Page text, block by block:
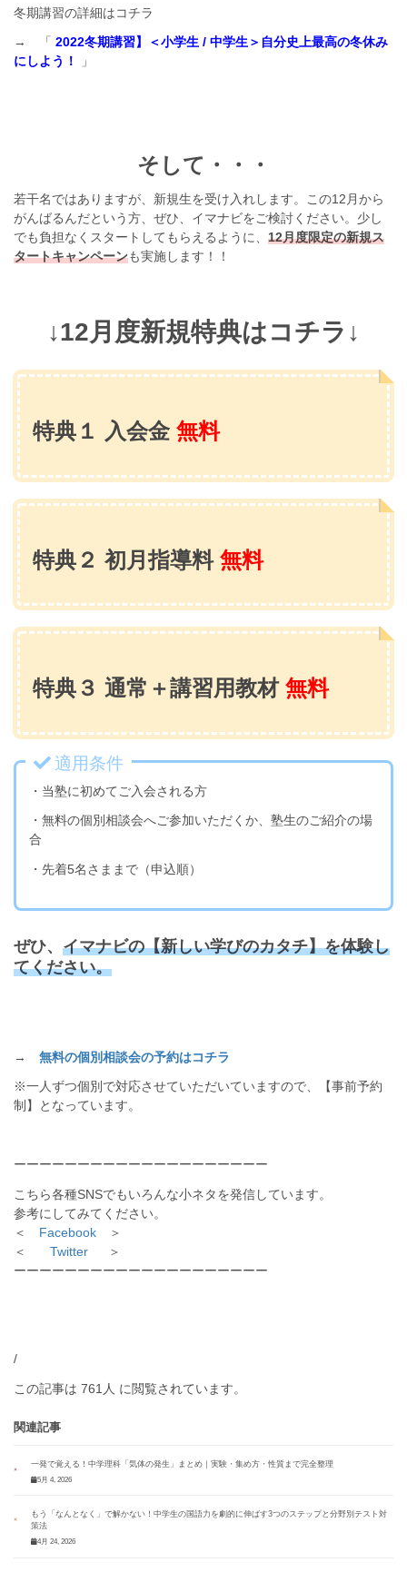
冬期講習の詳細はコチラ
→ 「 2022冬期講習】＜小学生 / 中学生＞自分史上最高の冬休み
にしよう！
」
そして・・・
若干名ではありますが、新規生を受け入れします。この12月から
がんばるんだという方、ぜひ、イマナビをご検討ください。少し
でも負担なくスタートしてもらえるように、 12月度限定の新規ス
タートキャンペーンも実施します！！
↓12月度新規特典はコチラ↓
特典１ 入会金 無料
特典２ 初月指導料 無料
特典３ 通常＋講習用教材 無料
適用条件
・当塾に初めてご入会される方
・無料の個別相談会へご参加いただくか、塾生のご紹介の場
合
・先着5名さままで（申込順）
ぜひ、 イマナビの【新しい学びのカタチ】を体験し
てください。
→ 無料の個別相談会の予約はコチラ
※一人ずつ個別で対応させていただいていますので、【事前予約
制】となっています。
ーーーーーーーーーーーーーーーーーーーー
こちら各種SNSでもいろんな小ネタを発信しています。
参考にしてみてください。
＜ Facebook ＞
＜ Twitter ＞
ーーーーーーーーーーーーーーーーーーーー
/
この記事は 761人 に閲覧されています。
関連記事
一発で覚える！中学理科「気体の発生」まとめ｜実験・集め方・性質まで完全整理
5月 4, 2026
もう「なんとなく」で解かない！中学生の国語力を劇的に伸ばす3つのステップと分野別テスト対
策法
4月 24, 2026